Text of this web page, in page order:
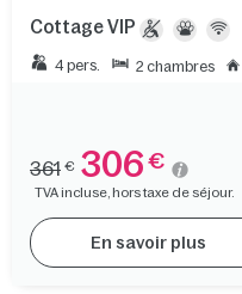
Cottage VIP
4 pers. 2 chambres
361 € 306 €
TVA incluse, hors taxe de séjour.
En savoir plus